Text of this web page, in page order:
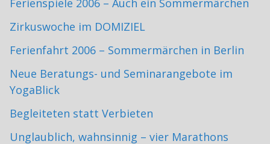
Ferienspiele 2006 – Auch ein Sommermärchen
Zirkuswoche im DOMIZIEL
Ferienfahrt 2006 – Sommermärchen in Berlin
Neue Beratungs- und Seminarangebote im
YogaBlick
Begleiteten statt Verbieten
Unglaublich, wahnsinnig – vier Marathons